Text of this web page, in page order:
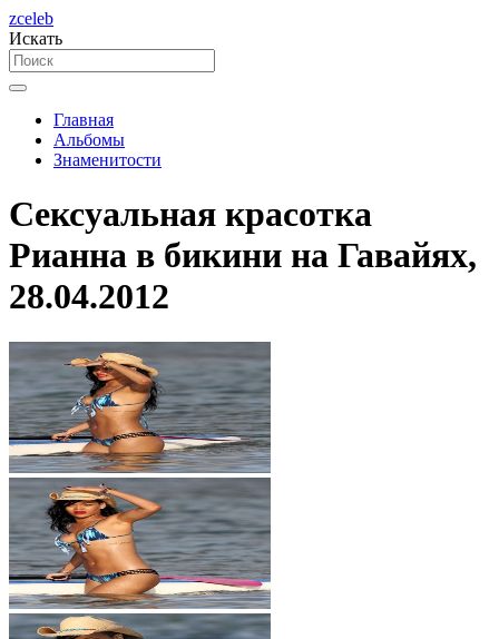
zceleb
Искать
Главная
Альбомы
Знаменитости
Сексуальная красотка
Рианна в бикини на Гавайях,
28.04.2012